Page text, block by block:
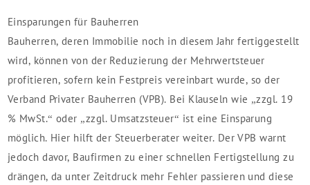
Einsparungen für Bauherren
Bauherren, deren Immobilie noch in diesem Jahr fertiggestellt
wird, können von der Reduzierung der Mehrwertsteuer
profitieren, sofern kein Festpreis vereinbart wurde, so der
Verband Privater Bauherren (VPB). Bei Klauseln wie „zzgl. 19
% MwSt.“ oder „zzgl. Umsatzsteuer“ ist eine Einsparung
möglich. Hier hilft der Steuerberater weiter. Der VPB warnt
jedoch davor, Baufirmen zu einer schnellen Fertigstellung zu
drängen, da unter Zeitdruck mehr Fehler passieren und diese